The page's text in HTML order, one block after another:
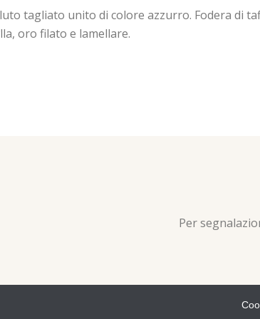
tagliato unito di colore azzurro. Fodera di
oro filato e lamellare.
Per